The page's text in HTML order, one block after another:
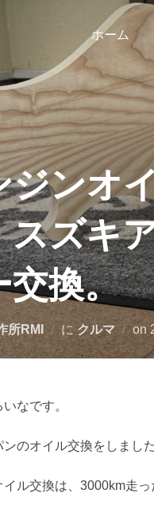
ホーム
ジンオ
スズキ
交換。
所RMI に クルマ on
なです。
のオイル交換をしました
イル交換は、3000km走っ